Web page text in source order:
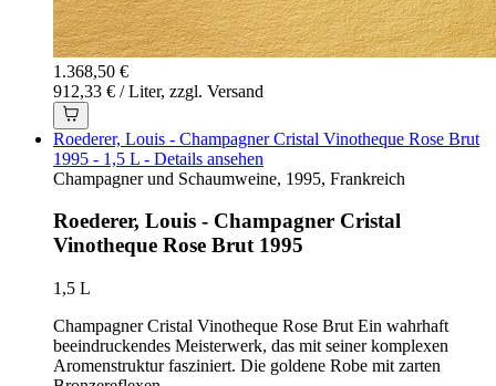
1.368,50 €
912,33 € / Liter, zzgl. Versand
Roederer, Louis - Champagner Cristal Vinotheque Rose Brut
1995 - 1,5 L - Details ansehen
Champagner und Schaumweine, 1995, Frankreich
Roederer, Louis - Champagner Cristal
Vinotheque Rose Brut 1995
1,5 L
Champagner Cristal Vinotheque Rose Brut Ein wahrhaft
beeindruckendes Meisterwerk, das mit seiner komplexen
Aromenstruktur fasziniert. Die goldene Robe mit zarten